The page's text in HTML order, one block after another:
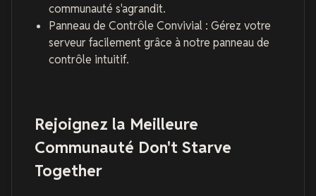
communauté s'agrandit.
Panneau de Contrôle Convivial : Gérez votre
serveur facilement grâce à notre panneau de
contrôle intuitif.
Rejoignez la Meilleure
Communauté Don't Starve
Together